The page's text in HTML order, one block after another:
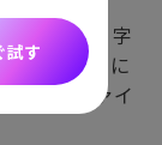
り替わり、字
。仕上がりに
た動画ファイ
試す